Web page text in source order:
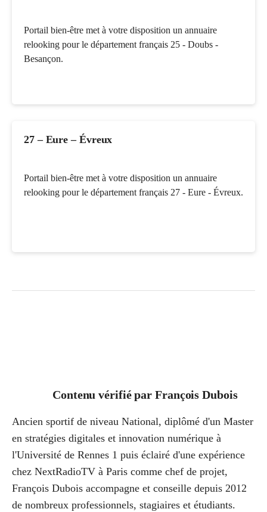
Portail bien-être met à votre disposition un annuaire
relooking pour le département français 25 - Doubs -
Besançon.
27 – Eure – Évreux
Portail bien-être met à votre disposition un annuaire
relooking pour le département français 27 - Eure - Évreux.
Contenu vérifié par François Dubois
Ancien sportif de niveau National, diplômé d'un Master
en stratégies digitales et innovation numérique à
l'Université de Rennes 1 puis éclairé d'une expérience
chez NextRadioTV à Paris comme chef de projet,
François Dubois accompagne et conseille depuis 2012
de nombreux professionnels, stagiaires et étudiants.